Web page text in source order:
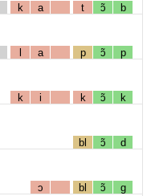
k a t ɔ̃ b
l a p ɔ̃ p
k i k ɔ̃ k
bl ɔ̃ d
ɔ bl ɔ̃ g